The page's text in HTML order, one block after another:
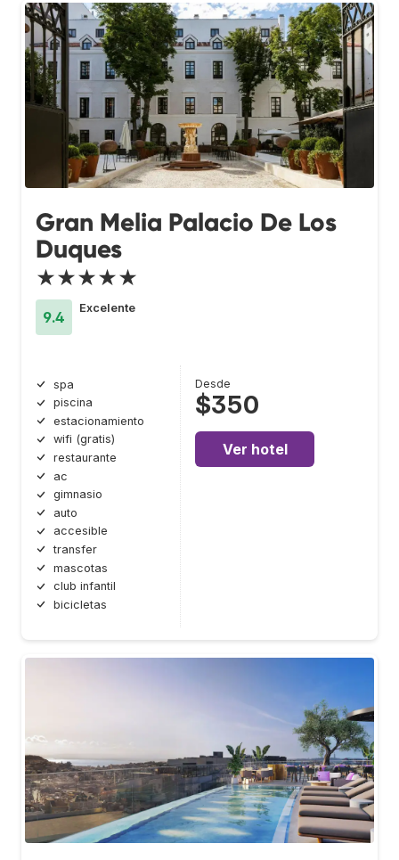
Gran Melia Palacio De Los
Duques
★★★★★
9.4
Excelente
spa
piscina
estacionamiento
wifi (gratis)
restaurante
ac
gimnasio
auto
accesible
transfer
mascotas
club infantil
bicicletas
Desde
$350
Ver hotel